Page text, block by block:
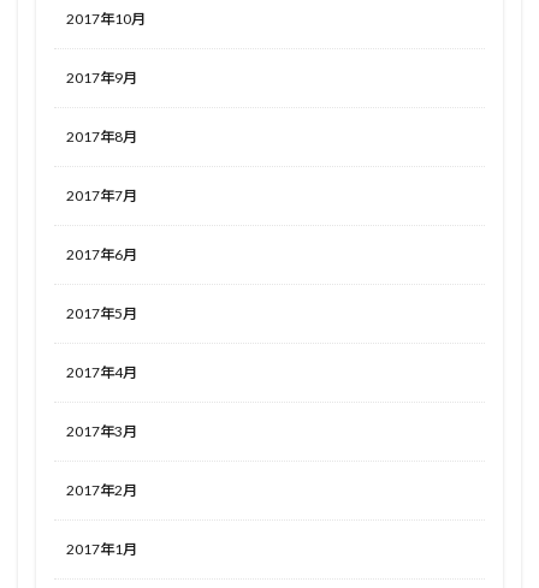
2017年10月
2017年9月
2017年8月
2017年7月
2017年6月
2017年5月
2017年4月
2017年3月
2017年2月
2017年1月